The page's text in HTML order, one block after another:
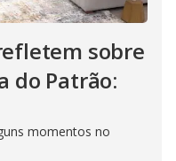
sobre
do Patrão:
momentos no